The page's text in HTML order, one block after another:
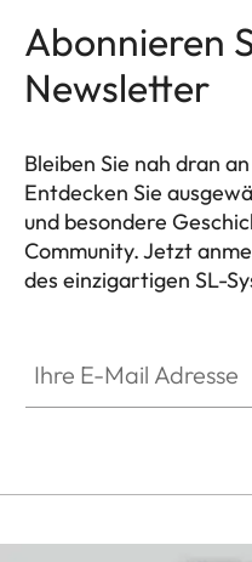
Abonnieren
Newsletter
Bleiben Sie nah dran
Entdecken Sie
und besondere
Community. Jetzt
des einzigartigen SL-